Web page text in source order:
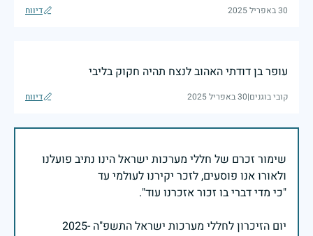
30 באפריל 2025 דיווח
עופר בן דודתי האהוב לנצח תהיה חקוק בליבי
קובי בוגנים|30 באפריל 2025 דיווח
שימור זכרם של חללי מערכות ישראל הינו נתיב פועלנו
יום הזיכרון לחללי מערכות ישראל התשפ"ה -2025